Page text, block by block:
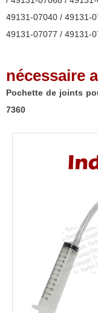
7360
49131-07040 / 49131-
49131-07077 / 49131-
nécessaire
Pochette de joints
7360